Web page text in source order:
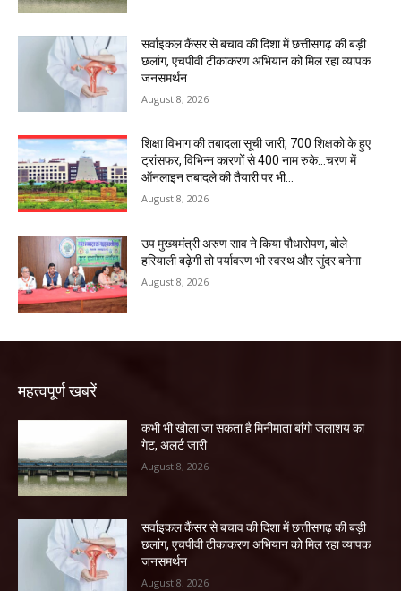
सर्वाइकल कैंसर से बचाव की दिशा में छत्तीसगढ़ की बड़ी
छलांग, एचपीवी टीकाकरण अभियान को मिल रहा व्यापक
जनसमर्थन
August 8, 2026
शिक्षा विभाग की तबादला सूची जारी, 700 शिक्षको के हुए
ट्रांसफर, विभिन्न कारणों से 400 नाम रुके…चरण में
ऑनलाइन तबादले की तैयारी पर भी...
August 8, 2026
उप मुख्यमंत्री अरुण साव ने किया पौधारोपण, बोले
हरियाली बढ़ेगी तो पर्यावरण भी स्वस्थ और सुंदर बनेगा
August 8, 2026
महत्वपूर्ण खबरें
कभी भी खोला जा सकता है मिनीमाता बांगो जलाशय का
गेट, अलर्ट जारी
August 8, 2026
सर्वाइकल कैंसर से बचाव की दिशा में छत्तीसगढ़ की बड़ी
छलांग, एचपीवी टीकाकरण अभियान को मिल रहा व्यापक
जनसमर्थन
August 8, 2026